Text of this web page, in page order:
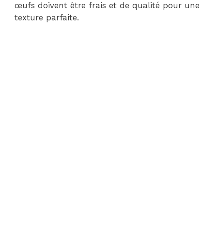
œufs doivent être frais et de qualité pour une
texture parfaite.